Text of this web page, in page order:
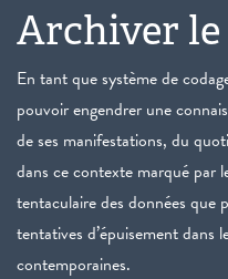
Archiver
En tant que système de
pouvoir engendrer une
de ses manifestations, du
dans ce contexte marqué par
tentaculaire des données que
tentatives d’épuisement dans
contemporaines.